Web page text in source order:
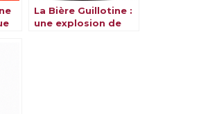
La Bière Guillotine :
une explosion de